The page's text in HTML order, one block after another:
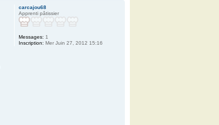
carcajou68
Apprenti pâtissier
Messages: 1
Inscription: Mer Juin 27, 2012 15:16